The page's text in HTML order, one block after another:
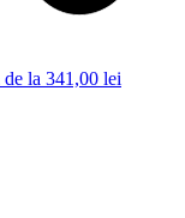
de la 341,00 lei